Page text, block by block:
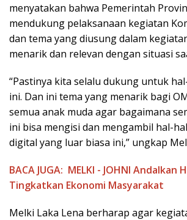
menyatakan bahwa Pemerintah
mendukung pelaksanaan kegiatan
dan tema yang diusung dalam
menarik dan relevan dengan situasi
“Pastinya kita selalu dukung untuk
ini. Dan ini tema yang menarik bagi
semua anak muda agar bagaimana
ini bisa mengisi dan mengambil hal-
digital yang luar biasa ini,” ungkap
BACA JUGA: MELKI - JOHNI Andalkan
Tingkatkan Ekonomi Masyarakat
Melki Laka Lena berharap agar